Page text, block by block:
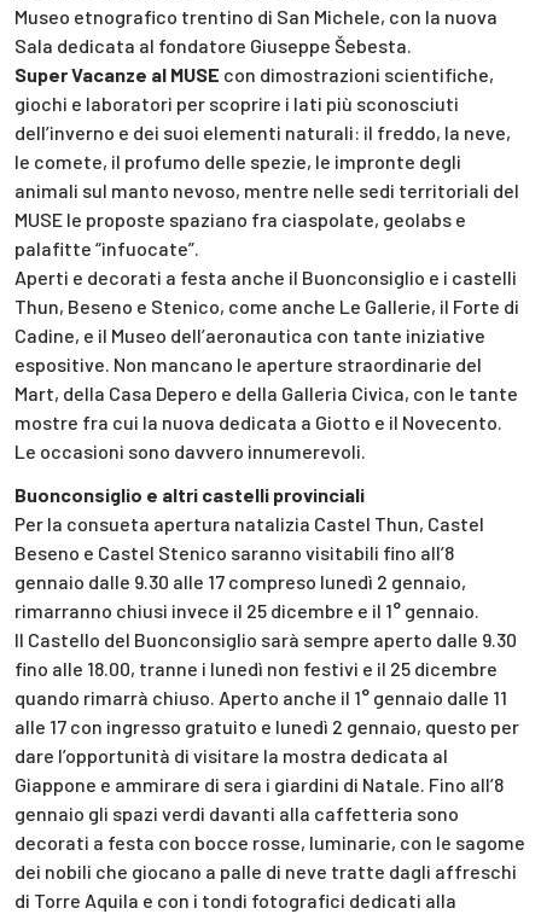
Museo etnografico trentino di San Michele, con la nuova
Sala dedicata al fondatore Giuseppe Šebesta.
Super Vacanze al MUSE con dimostrazioni scientifiche,
giochi e laboratori per scoprire i lati più sconosciuti
dell’inverno e dei suoi elementi naturali: il freddo, la neve,
le comete, il profumo delle spezie, le impronte degli
animali sul manto nevoso, mentre nelle sedi territoriali del
MUSE le proposte spaziano fra ciaspolate, geolabs e
palafitte “infuocate”.
Aperti e decorati a festa anche il Buonconsiglio e i castelli
Thun, Beseno e Stenico, come anche Le Gallerie, il Forte di
Cadine, e il Museo dell’aeronautica con tante iniziative
espositive. Non mancano le aperture straordinarie del
Mart, della Casa Depero e della Galleria Civica, con le tante
mostre fra cui la nuova dedicata a Giotto e il Novecento.
Le occasioni sono davvero innumerevoli.
Buonconsiglio e altri castelli provinciali
Per la consueta apertura natalizia Castel Thun, Castel
Beseno e Castel Stenico saranno visitabili fino all’8
gennaio dalle 9.30 alle 17 compreso lunedì 2 gennaio,
rimarranno chiusi invece il 25 dicembre e il 1° gennaio.
Il Castello del Buonconsiglio sarà sempre aperto dalle 9.30
fino alle 18.00, tranne i lunedì non festivi e il 25 dicembre
quando rimarrà chiuso. Aperto anche il 1° gennaio dalle 11
alle 17 con ingresso gratuito e lunedì 2 gennaio, questo per
dare l’opportunità di visitare la mostra dedicata al
Giappone e ammirare di sera i giardini di Natale. Fino all’8
gennaio gli spazi verdi davanti alla caffetteria sono
decorati a festa con bocce rosse, luminarie, con le sagome
dei nobili che giocano a palle di neve tratte dagli affreschi
di Torre Aquila e con i tondi fotografici dedicati alla